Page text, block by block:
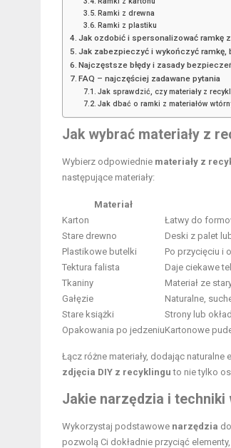
Ramki z drewna
Ramki z plastiku
Jak ozdobić i spersonalizować ramkę
Jak zabezpieczyć i wykończyć ramkę,
Najczęstsze błędy i zasady
FAQ – najczęściej zadawane pytania
Jak sprawdzić, czy materiały z
Jak dbać o ramki z materiałów
Jak wybrać materiały z
Wybierz odpowiednie materiały z
następujące materiały:
Materiał
Karton
Łatwy do
Stare drewno
Deski z palet
Plastikowe butelki
Po przycięciu i
Tektura falista
Daje ciekawe
Tkaniny
Materiał ze
Gałęzie
Naturalne,
Stare książki
Strony lub
Opakowania po jedzeniuKartonowe
Łącz różne materiały, dodając
zdjęcia DIY z recyklingu to nie tylko
Jakie narzędzia i techniki
Wykorzystaj podstawowe narzędzia
pozwolą Ci dokładnie przyciąć